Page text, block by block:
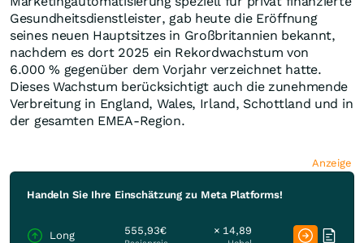
Gesundheitsdienstleister, gab heute die Eröffnung
seines neuen Hauptsitzes in Großbritannien bekannt,
nachdem es dort 2025 ein Rekordwachstum von
6.000 % gegenüber dem Vorjahr verzeichnet hatte.
Dieses Wachstum berücksichtigt auch die zunehmende
Verbreitung in England, Wales, Irland, Schottland und in
der gesamten EMEA-Region.
Anzeige
Handeln Sie Ihre Einschätzung zu Meta Platforms!
Long 555,93€ × 14,89